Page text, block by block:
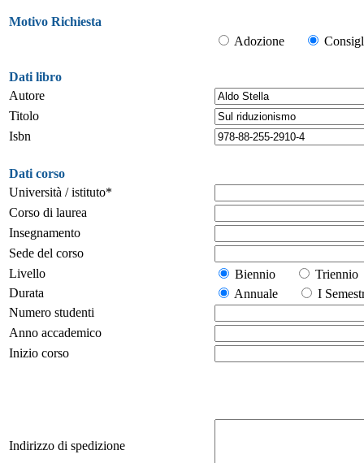
Motivo Richiesta
Adozione
Dati libro
Autore
Titolo
Isbn
Dati corso
Università / istituto*
Corso di laurea
Insegnamento
Sede del corso
Livello
Biennio
Durata
Annuale
I
Numero studenti
Anno accademico
Inizio corso
Indirizzo di spedizione